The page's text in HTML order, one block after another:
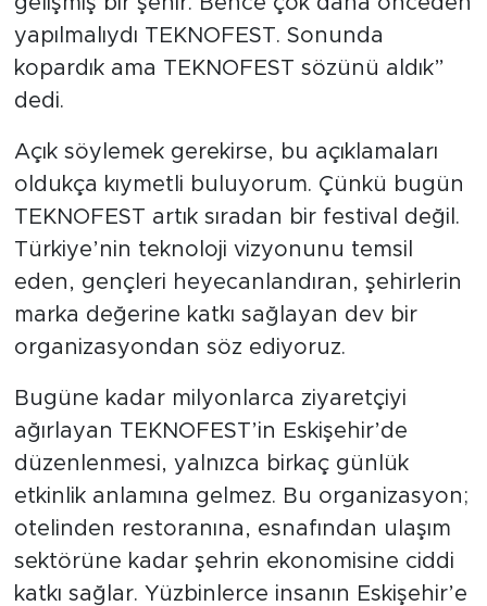
yapılmalıydı TEKNOFEST. Sonunda
kopardık ama TEKNOFEST sözünü aldık”
dedi.
Açık söylemek gerekirse, bu açıklamaları
oldukça kıymetli buluyorum. Çünkü bugün
TEKNOFEST artık sıradan bir festival değil.
Türkiye’nin teknoloji vizyonunu temsil
eden, gençleri heyecanlandıran, şehirlerin
marka değerine katkı sağlayan dev bir
organizasyondan söz ediyoruz.
Bugüne kadar milyonlarca ziyaretçiyi
ağırlayan TEKNOFEST’in Eskişehir’de
düzenlenmesi, yalnızca birkaç günlük
etkinlik anlamına gelmez. Bu organizasyon;
otelinden restoranına, esnafından ulaşım
sektörüne kadar şehrin ekonomisine ciddi
katkı sağlar. Yüzbinlerce insanın Eskişehir’e